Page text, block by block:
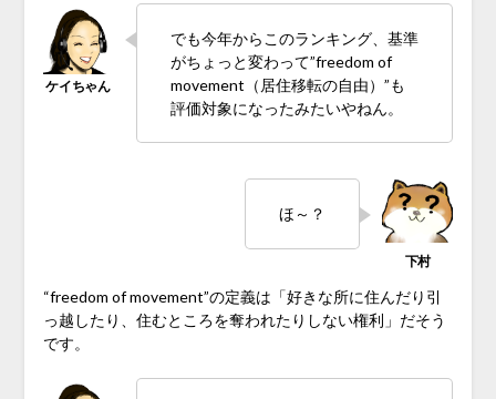
でも今年からこのランキング、基準
がちょっと変わって”freedom of
movement（居住移転の自由）”も
評価対象になったみたいやねん。
ほ～？
“freedom of movement”の定義は「好きな所に住んだり引
っ越したり、住むところを奪われたりしない権利」だそう
です。